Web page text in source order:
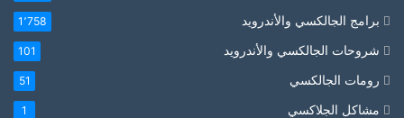
برامج الجالكسي والأندرويد 1٬758
شروحات الجالكسي والأندرويد 101
رومات الجالكسي 51
مشاكل الجلاكسي 1